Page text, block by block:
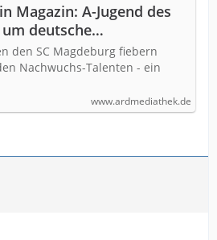
Magazin: A-Jugend des
deutsche
anschauen
den SC Magdeburg fiebern
Nachwuchs-Talenten - ein
www.ardmediathek.de